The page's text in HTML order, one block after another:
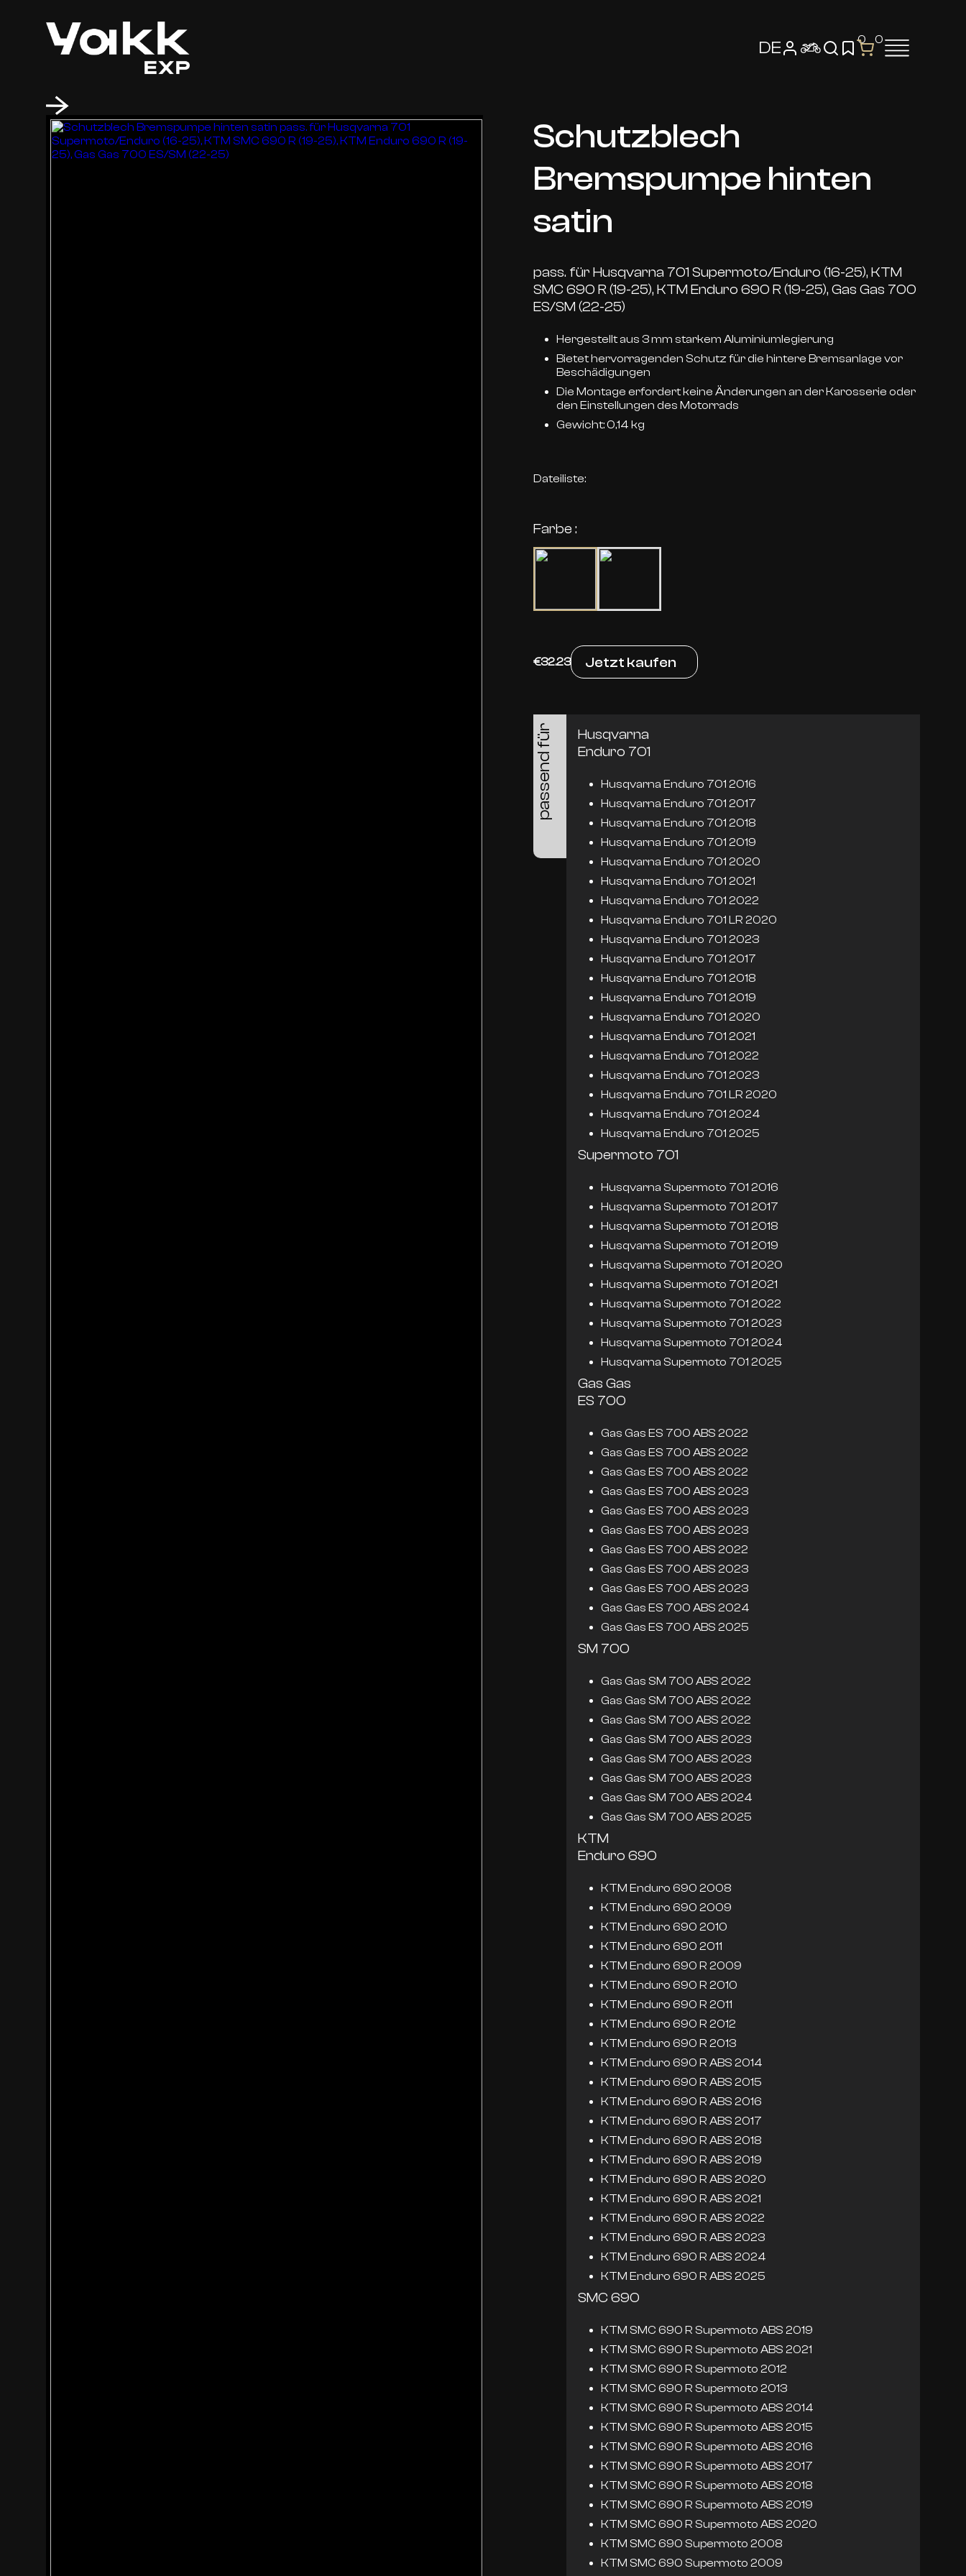
DE 0 0
Schutzblech
Bremspumpe hinten
satin
pass. für Husqvarna 701 Supermoto/Enduro (16-25), KTM
SMC 690 R (19-25), KTM Enduro 690 R (19-25), Gas Gas 700
ES/SM (22-25)
Hergestellt aus 3 mm starkem Aluminiumlegierung
Bietet hervorragenden Schutz für die hintere Bremsanlage vor
Beschädigungen
Die Montage erfordert keine Änderungen an der Karosserie oder
den Einstellungen des Motorrads
Gewicht: 0,14 kg
Dateiliste:
Farbe :
€32.23 Jetzt kaufen
passend für
Husqvarna
Enduro 701
Husqvarna Enduro 701 2016
Husqvarna Enduro 701 2017
Husqvarna Enduro 701 2018
Husqvarna Enduro 701 2019
Husqvarna Enduro 701 2020
Husqvarna Enduro 701 2021
Husqvarna Enduro 701 2022
Husqvarna Enduro 701 LR 2020
Husqvarna Enduro 701 2023
Husqvarna Enduro 701 2017
Husqvarna Enduro 701 2018
Husqvarna Enduro 701 2019
Husqvarna Enduro 701 2020
Husqvarna Enduro 701 2021
Husqvarna Enduro 701 2022
Husqvarna Enduro 701 2023
Husqvarna Enduro 701 LR 2020
Husqvarna Enduro 701 2024
Husqvarna Enduro 701 2025
Supermoto 701
Husqvarna Supermoto 701 2016
Husqvarna Supermoto 701 2017
Husqvarna Supermoto 701 2018
Husqvarna Supermoto 701 2019
Husqvarna Supermoto 701 2020
Husqvarna Supermoto 701 2021
Husqvarna Supermoto 701 2022
Husqvarna Supermoto 701 2023
Husqvarna Supermoto 701 2024
Husqvarna Supermoto 701 2025
Gas Gas
ES 700
Gas Gas ES 700 ABS 2022
Gas Gas ES 700 ABS 2022
Gas Gas ES 700 ABS 2022
Gas Gas ES 700 ABS 2023
Gas Gas ES 700 ABS 2023
Gas Gas ES 700 ABS 2023
Gas Gas ES 700 ABS 2022
Gas Gas ES 700 ABS 2023
Gas Gas ES 700 ABS 2023
Gas Gas ES 700 ABS 2024
Gas Gas ES 700 ABS 2025
SM 700
Gas Gas SM 700 ABS 2022
Gas Gas SM 700 ABS 2022
Gas Gas SM 700 ABS 2022
Gas Gas SM 700 ABS 2023
Gas Gas SM 700 ABS 2023
Gas Gas SM 700 ABS 2023
Gas Gas SM 700 ABS 2024
Gas Gas SM 700 ABS 2025
KTM
Enduro 690
KTM Enduro 690 2008
KTM Enduro 690 2009
KTM Enduro 690 2010
KTM Enduro 690 2011
KTM Enduro 690 R 2009
KTM Enduro 690 R 2010
KTM Enduro 690 R 2011
KTM Enduro 690 R 2012
KTM Enduro 690 R 2013
KTM Enduro 690 R ABS 2014
KTM Enduro 690 R ABS 2015
KTM Enduro 690 R ABS 2016
KTM Enduro 690 R ABS 2017
KTM Enduro 690 R ABS 2018
KTM Enduro 690 R ABS 2019
KTM Enduro 690 R ABS 2020
KTM Enduro 690 R ABS 2021
KTM Enduro 690 R ABS 2022
KTM Enduro 690 R ABS 2023
KTM Enduro 690 R ABS 2024
KTM Enduro 690 R ABS 2025
SMC 690
KTM SMC 690 R Supermoto ABS 2019
KTM SMC 690 R Supermoto ABS 2021
KTM SMC 690 R Supermoto 2012
KTM SMC 690 R Supermoto 2013
KTM SMC 690 R Supermoto ABS 2014
KTM SMC 690 R Supermoto ABS 2015
KTM SMC 690 R Supermoto ABS 2016
KTM SMC 690 R Supermoto ABS 2017
KTM SMC 690 R Supermoto ABS 2018
KTM SMC 690 R Supermoto ABS 2019
KTM SMC 690 R Supermoto ABS 2020
KTM SMC 690 Supermoto 2008
KTM SMC 690 Supermoto 2009